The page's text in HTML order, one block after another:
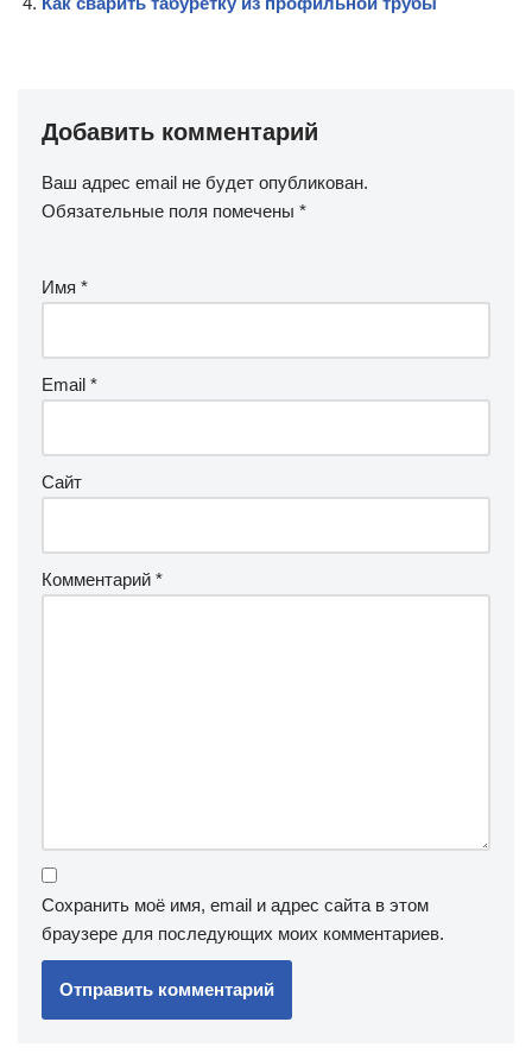
Добавить комментарий
Ваш адрес email не будет опубликован.
Обязательные поля помечены *
Имя *
Email *
Сайт
Комментарий *
Сохранить моё имя, email и адрес сайта в этом
браузере для последующих моих комментариев.